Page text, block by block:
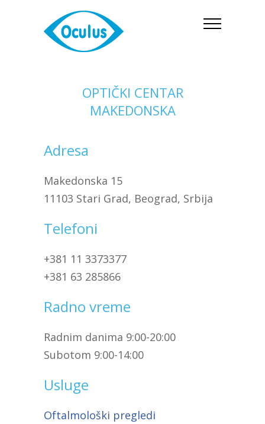
OPTIČKI CENTAR
MAKEDONSKA
Adresa
Makedonska 15
11103 Stari Grad, Beograd, Srbija
Telefoni
+381 11 3373377
+381 63 285866
Radno vreme
Radnim danima 9:00-20:00
Subotom 9:00-14:00
Usluge
Oftalmološki pregledi